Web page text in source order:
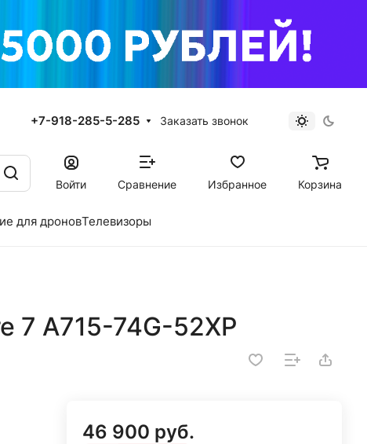
+7-918-285-5-285 Заказать звонок
Войти
Сравнение Избранное Корзина
для дроновТелевизоры
7 A715-74G-52XP
46 900 руб.